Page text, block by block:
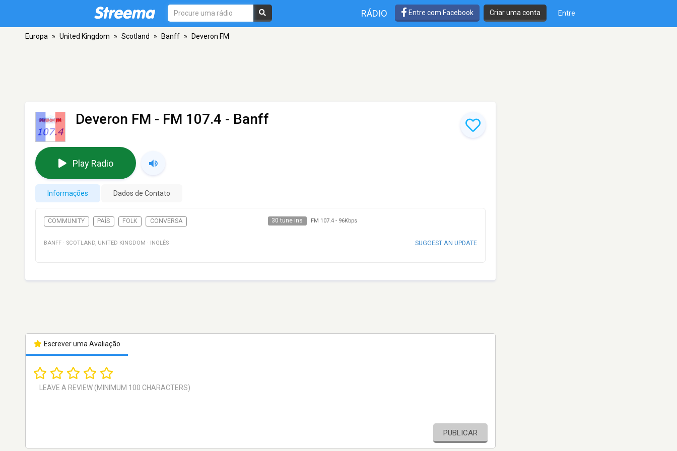
RÁDIO Entre com Facebook Criar uma conta Entre
Europa » United Kingdom » Scotland » Banff » Deveron FM
Deveron FM - FM 107.4 - Banff
Play Radio
Informações Dados de Contato
COMMUNITY PAÍS FOLK CONVERSA 30 tune ins FM 107.4- 96Kbps
BANFF · SCOTLAND, UNITED KINGDOM · INGLÊS SUGGEST AN UPDATE
Escrever uma Avaliação
PUBLICAR